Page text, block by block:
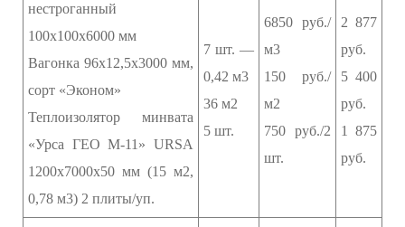
нестроганный
100х100х6000 мм
Вагонка 96х12,5х3000 мм,
сорт «Эконом»
Теплоизолятор минвата
«Урса ГЕО М-11» URSA
1200х7000х50 мм (15 м2,
0,78 м3) 2 плиты/уп.
7 шт. —
0,42 м3
36 м2
5 шт.
6850 руб./
м3
150 руб./
м2
750 руб./2
шт.
2 877
руб.
5 400
руб.
1 875
руб.